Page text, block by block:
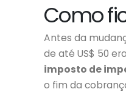
Como
Antes da
de até US$ 50
imposto de
o fim da